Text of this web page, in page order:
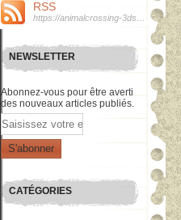
RSS
NEWSLETTER
Abonnez-vous pour être averti
des nouveaux articles publiés.
Email
CATÉGORIES